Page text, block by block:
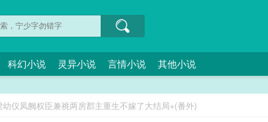
科幻小说 灵异小说 言情小说 其他小说
幼仪凤阙权臣兼祧两房郡主重生不嫁了大结局+(番外)